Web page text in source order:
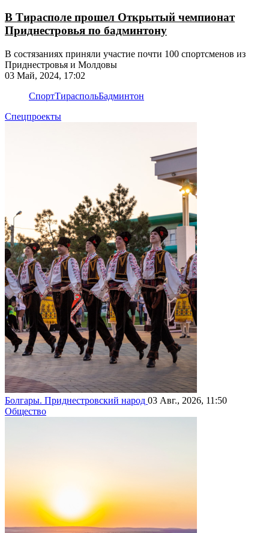
В Тирасполе прошел Открытый чемпионат
Приднестровья по бадминтону
В состязаниях приняли участие почти 100 спортсменов из
Приднестровья и Молдовы
03 Май, 2024, 17:02
СпортТираспольБадминтон
Спецпроекты
Болгары. Приднестровский народ 03 Авг., 2026, 11:50
Общество